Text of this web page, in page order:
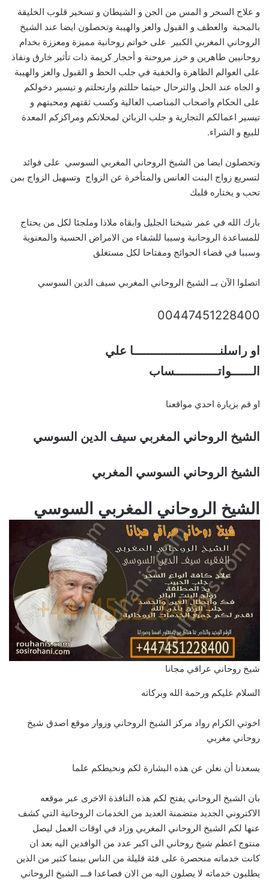
و علاج السحر و المس من الجن و الشيطان و تسخير قلوب الخليقة
بالمحبة والعطف و القبول والعز والهيبة وتحصلون ايضا عند الشيخ
الروحاني المغربي الكبير على خواتم روحانية مميزة ومعززة بخدام
روحانيين طاهرين و خرز مروحنة و أحجار كريمة ذات تأثير خارق ونفاذ
على العوالم الظاهرة والخفية في جلب الحظ و القبول والعز والهيبة
و الجاه عند الحل والترحال حيثما حللتم وارتحلتم و تيسير دخولكم
على الحكام واصحاب المناصب العالية وكسب ثقتهم ومحبتهم و
تيسير اعمالكم التجارية و جلب الزبائن لمحلاتكم ومراكزكم المعدة
للبيع و الشراء.
وتحصلون ايضا من الشيخ الروحاني المغربي السوسي على فوائد
لتسريع زواج البنت العانس والمتأخرة عن الزواج وتسهيل الزواج بمن
تحب و يختاره قلبك
بارك الله في عمر شيخنا الجليل وابقاه ملاذا وملجئا لكل من يحتاج
للمساعدة الروحانية وسببا للشفاء من الامراض الحسية والمعنوية
وسببا في قضاء الحوائج ومفتاحا لكل مستغلق
اتصلوا الآن بــ الشيخ الروحاني المغربي سيف الدين السوسي
00447451228400
او راسلنــــــــــــــــــــــــا علي
الــــــواتــــــــــــساب
او قم بزيارة احدي مواقعنا
الشيخ الروحاني المغربي سيف الدين السوسي
الشيخ الروحاني السوسي المغربي
الشيخ الروحاني المغربي السوسي
شيخ روحاني عراقي مجانا
السلام عليكم ورحمة الله وبركاته
اخوتي الكرام رواد مركز الشيخ الروحاني وزوار موقع اصدق شيخ
روحاني مغربي
يسعدنا أن نعلن عن هذه البشارة لكم ونحيطكم علما
بان الشيخ الروحاني يفتح لكم هذه النافذة الاخرى عبر موقعه
الاكتروني الجديد متضمنة العديد من الخدمات الروحانية التي كشف
عنها لكم الشيخ الروحاني المغربي وزاد في اوقات العمل ليصل
منتوج اعظم شيخ روحاني الى اكبر عدد من الوافدين اليه بعد ان
كانت خدماته منحصرة على فئة قليلة من الناس بينما كثير من الذين
يطلبون خدماته لا يصلون اليه من الان فصاعدا فـــ الشيخ الروحاني